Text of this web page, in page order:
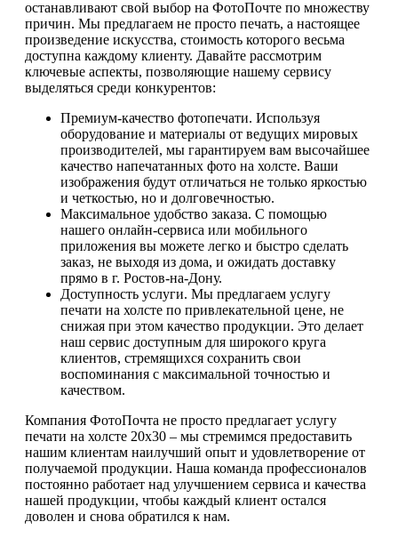
останавливают свой выбор на ФотоПочте по множеству
причин. Мы предлагаем не просто печать, а настоящее
произведение искусства, стоимость которого весьма
доступна каждому клиенту. Давайте рассмотрим
ключевые аспекты, позволяющие нашему сервису
выделяться среди конкурентов:
Премиум-качество фотопечати. Используя
оборудование и материалы от ведущих мировых
производителей, мы гарантируем вам высочайшее
качество напечатанных фото на холсте. Ваши
изображения будут отличаться не только яркостью
и четкостью, но и долговечностью.
Максимальное удобство заказа. С помощью
нашего онлайн-сервиса или мобильного
приложения вы можете легко и быстро сделать
заказ, не выходя из дома, и ожидать доставку
прямо в г. Ростов-на-Дону.
Доступность услуги. Мы предлагаем услугу
печати на холсте по привлекательной цене, не
снижая при этом качество продукции. Это делает
наш сервис доступным для широкого круга
клиентов, стремящихся сохранить свои
воспоминания с максимальной точностью и
качеством.
Компания ФотоПочта не просто предлагает услугу
печати на холсте 20х30 – мы стремимся предоставить
нашим клиентам наилучший опыт и удовлетворение от
получаемой продукции. Наша команда профессионалов
постоянно работает над улучшением сервиса и качества
нашей продукции, чтобы каждый клиент остался
доволен и снова обратился к нам.